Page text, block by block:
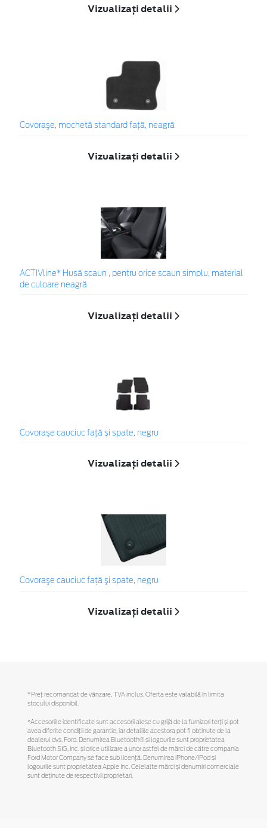
Vizualizați detalii
Covoraşe, mochetă standard faţă, neagră
Vizualizați detalii
ACTIVline* Husă scaun , pentru orice scaun simplu, material
de culoare neagră
Vizualizați detalii
Covoraşe cauciuc faţă şi spate, negru
Vizualizați detalii
Covoraşe cauciuc faţă şi spate, negru
Vizualizați detalii
*Preţ recomandat de vânzare, TVA inclus. Oferta este valabilă în limita
stocului disponibil.
*Accesoriile identificate sunt accesorii alese cu grijă de la furnizori terți și pot
avea diferite condiții de garanție, iar detaliile acestora pot fi obținute de la
dealerul dvs. Ford. Denumirea Bluetooth® și logourile sunt proprietatea
Bluetooth SIG, Inc. și orice utilizare a unor astfel de mărci de către compania
Ford Motor Company se face sub licență. Denumirea iPhone/iPod și
logourile sunt proprietatea Apple Inc. Celelalte mărci și denumiri comerciale
sunt deținute de respectivii proprietari.